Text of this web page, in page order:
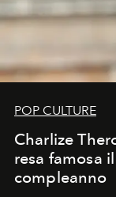
POP CULTURE
Charlize
resa famosa
compleanno